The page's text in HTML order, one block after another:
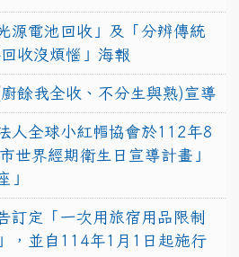
源電池回收」及「分辨傳統
收沒煩惱」海報
餘我全收、不分生與熟)宣導
人全球小紅帽協會於112年8
世界經期衛生日宣導計畫」
」
訂定「一次用旅宿用品限制
，並自114年1月1日起施行